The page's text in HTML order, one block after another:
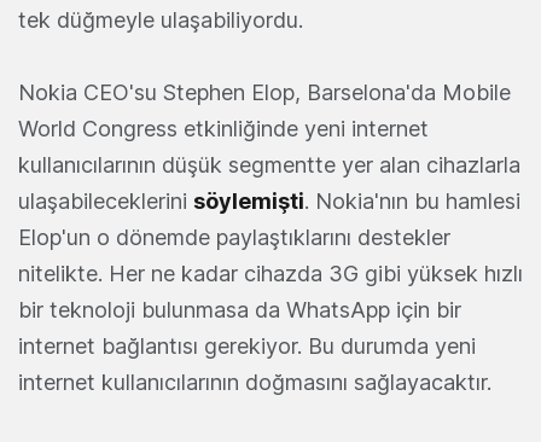
tek düğmeyle ulaşabiliyordu.
Nokia CEO'su Stephen Elop, Barselona'da Mobile
World Congress etkinliğinde yeni internet
kullanıcılarının düşük segmentte yer alan cihazlarla
ulaşabileceklerini söylemişti. Nokia'nın bu hamlesi
Elop'un o dönemde paylaştıklarını destekler
nitelikte. Her ne kadar cihazda 3G gibi yüksek hızlı
bir teknoloji bulunmasa da WhatsApp için bir
internet bağlantısı gerekiyor. Bu durumda yeni
internet kullanıcılarının doğmasını sağlayacaktır.